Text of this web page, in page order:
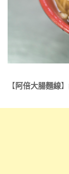
【阿倍大腸麵線